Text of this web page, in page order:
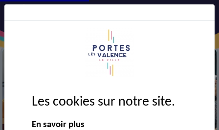
Les cookies sur notre site.
En savoir plus